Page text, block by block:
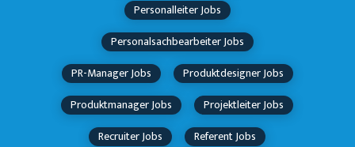
Personalleiter Jobs
Personalsachbearbeiter Jobs
PR-Manager Jobs
Produktdesigner Jobs
Produktmanager Jobs
Projektleiter Jobs
Recruiter Jobs
Referent Jobs